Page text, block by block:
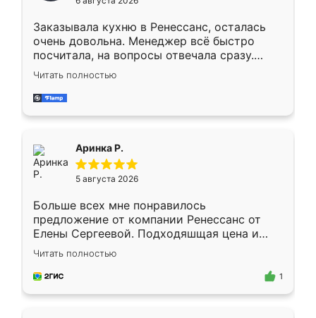
мебели буду заказывать только здесь.
Заказывала кухню в Ренессанс, осталась
очень довольна. Менеджер всё быстро
посчитала, на вопросы отвечала сразу.
Замерщик приехал в субботу, подошёл к
делу со всей ответственностью. Собрали
за день, ребята работали аккуратно, даже
Читать полностью
Аринка Р.
5 августа 2026
Больше всех мне понравилось
предложение от компании Ренессанс от
Елены Сергеевой. Подходяшщая цена и
короткие сроки изготовления. Приехавший
для замера сотрудник Владислав
предложил по моему эскизу самый
Читать полностью
1